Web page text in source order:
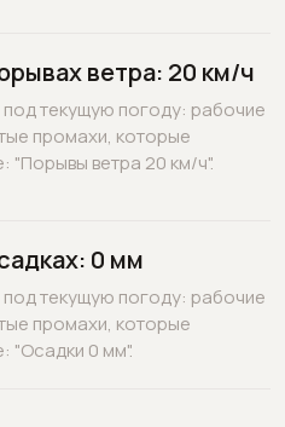
ветра: 20 км/ч
текущую погоду: рабочие
промахи, которые
"Порывы ветра 20 км/ч".
0 мм
текущую погоду: рабочие
промахи, которые
"Осадки 0 мм".